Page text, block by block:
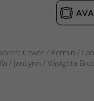
Cewec / Permin /
/ JanLynn / Västgöta